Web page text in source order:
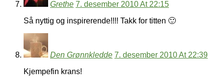
Grethe 7. desember 2010 At 22:15
Så nyttig og inspirerende!!!! Takk for titten 🙂
Den Grønnkledde 7. desember 2010 At 22:39
Kjempefin krans!